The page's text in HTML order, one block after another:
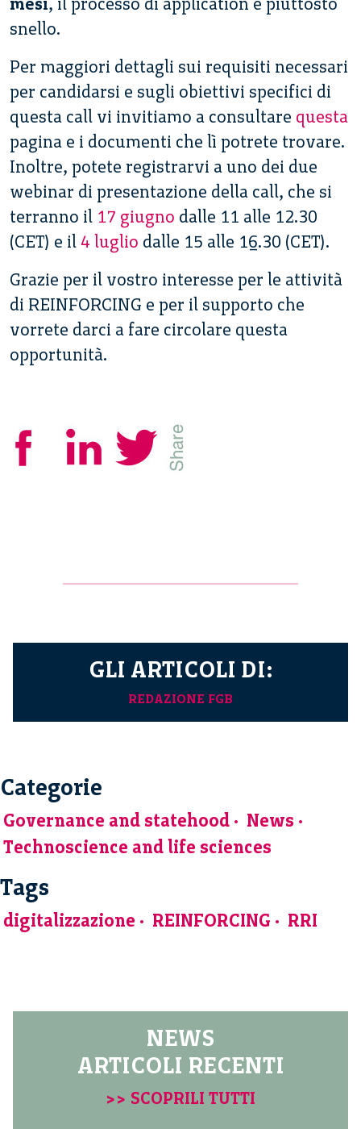
snello.
Per maggiori dettagli sui requisiti necessari
per candidarsi e sugli obiettivi specifici di
questa call vi invitiamo a consultare questa
pagina e i documenti che lì potrete trovare.
Inoltre, potete registrarvi a uno dei due
webinar di presentazione della call, che si
terranno il 17 giugno dalle 11 alle 12.30
(CET) e il 4 luglio dalle 15 alle 16.30 (CET).
Grazie per il vostro interesse per le attività
di REINFORCING e per il supporto che
vorrete darci a fare circolare questa
opportunità.
GLI ARTICOLI DI:
REDAZIONE FGB
Categorie
Governance and statehood
News
Technoscience and life sciences
Tags
digitalizzazione REINFORCING RRI
NEWS
ARTICOLI RECENTI
>> SCOPRILI TUTTI